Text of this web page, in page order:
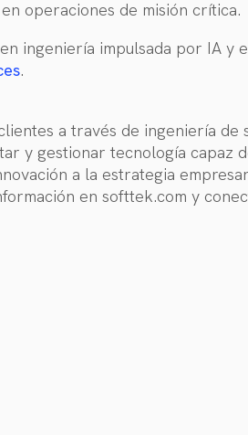
operaciones de misión crítica.
ingeniería impulsada por IA y
.
a través de ingeniería de
y gestionar tecnología capaz
a la estrategia
en softtek.com y